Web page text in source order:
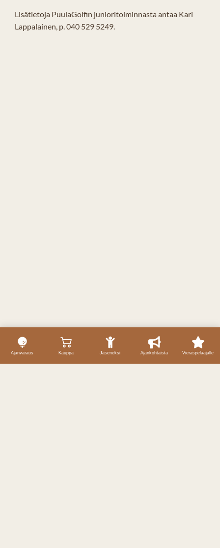
Ajanvaraus Kauppa Jäseneksi Ajankohtaista Vieraspelaajalle
Lisätietoja PuulaGolfin junioritoiminnasta antaa Kari
Lappalainen, p. 040 529 5249.